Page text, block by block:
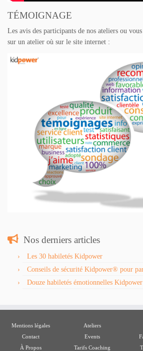
TÉMOIGNAGE
Les avis des participants de nos ateliers ou
sur un atelier où sur le site internet :
Nos derniers articles
Les 30 habiletés Kidpower
Conseils de sécurité Kidpower® pour
Douze habiletés émotionnelles
Mentions légales
Contact
À Propos
Ateliers
Events
Tarifs Coaching